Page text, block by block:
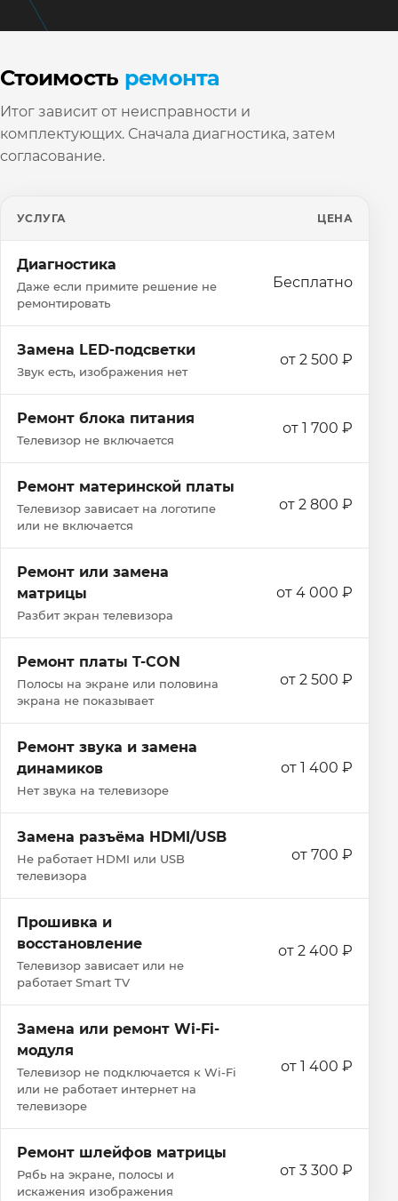
Стоимость ремонта
Итог зависит от неисправности и
комплектующих. Сначала диагностика, затем
согласование.
УСЛУГА ЦЕНА
Диагностика
Даже если примите решение не
ремонтировать
Бесплатно
Замена LED-подсветки
Звук есть, изображения нет
от 2 500 ₽
Ремонт блока питания
Телевизор не включается
от 1 700 ₽
Ремонт материнской платы
Телевизор зависает на логотипе
или не включается
от 2 800 ₽
Ремонт или замена
матрицы
Разбит экран телевизора
от 4 000 ₽
Ремонт платы T-CON
Полосы на экране или половина
экрана не показывает
от 2 500 ₽
Ремонт звука и замена
динамиков
Нет звука на телевизоре
от 1 400 ₽
Замена разъёма HDMI/USB
Не работает HDMI или USB
телевизора
от 700 ₽
Прошивка и
восстановление
Телевизор зависает или не
работает Smart TV
от 2 400 ₽
Замена или ремонт Wi‑Fi-
модуля
Телевизор не подключается к Wi‑Fi
или не работает интернет на
телевизоре
от 1 400 ₽
Ремонт шлейфов матрицы
Рябь на экране, полосы и
искажения изображения
от 3 300 ₽